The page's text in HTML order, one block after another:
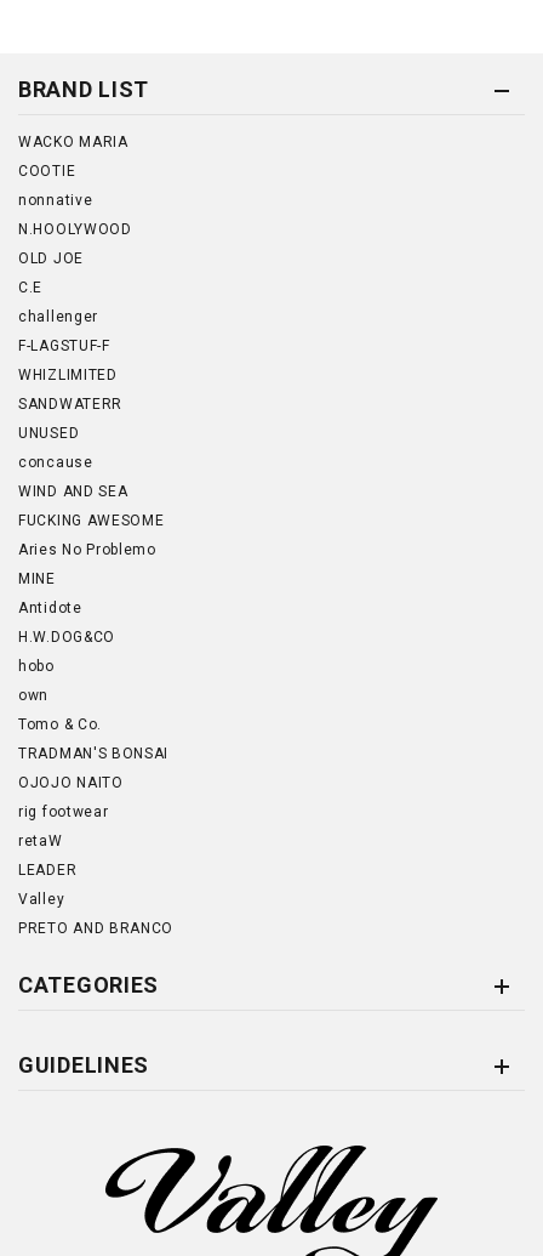
BRAND LIST
WACKO MARIA
COOTIE
nonnative
N.HOOLYWOOD
OLD JOE
C.E
challenger
F-LAGSTUF-F
WHIZLIMITED
SANDWATERR
UNUSED
concause
WIND AND SEA
FUCKING AWESOME
Aries No Problemo
MINE
Antidote
H.W.DOG&CO
hobo
own
Tomo & Co.
TRADMAN'S BONSAI
OJOJO NAITO
rig footwear
retaW
LEADER
Valley
PRETO AND BRANCO
CATEGORIES
GUIDELINES